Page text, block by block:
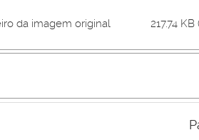
da imagem original 217.74